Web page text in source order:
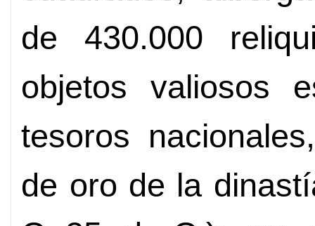
de 430.000
objetos valiosos
tesoros
de oro de la